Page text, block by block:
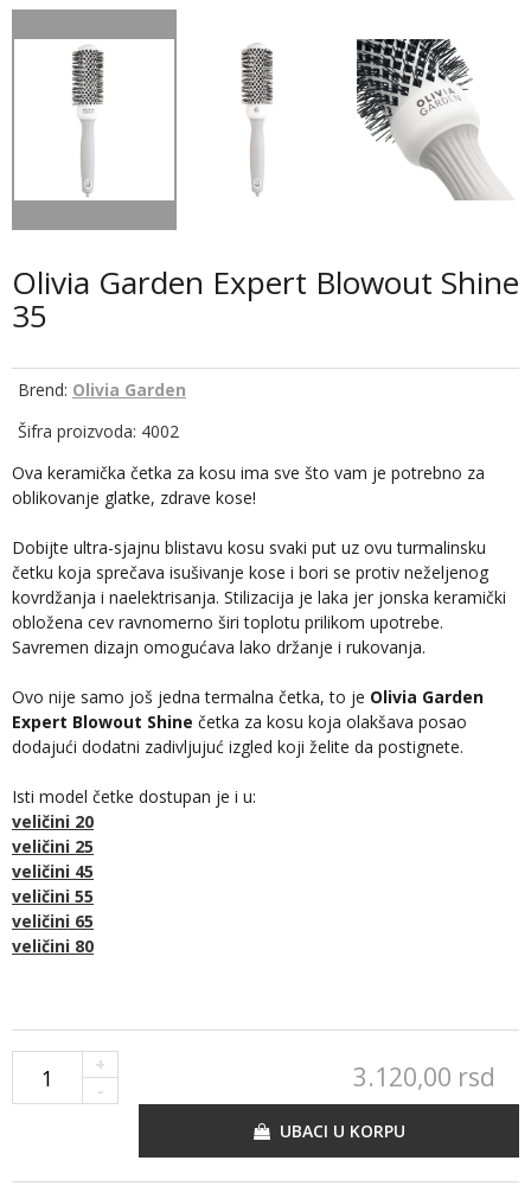
Olivia Garden Expert Blowout Shine
35
Brend: Olivia Garden
Šifra proizvoda: 4002
Ova keramička četka za kosu ima sve što vam je potrebno za
oblikovanje glatke, zdrave kose!
Dobijte ultra-sjajnu blistavu kosu svaki put uz ovu turmalinsku
četku koja sprečava isušivanje kose i bori se protiv neželjenog
kovrdžanja i naelektrisanja. Stilizacija je laka jer jonska keramički
obložena cev ravnomerno širi toplotu prilikom upotrebe.
Savremen dizajn omogućava lako držanje i rukovanja.
Ovo nije samo još jedna termalna četka, to je Olivia Garden
Expert Blowout Shine četka za kosu koja olakšava posao
dodajući dodatni zadivljujuć izgled koji želite da postignete.
Isti model četke dostupan je i u:
veličini 20
veličini 25
veličini 45
veličini 55
veličini 65
veličini 80
+
-
3.120,00 rsd
UBACI U KORPU